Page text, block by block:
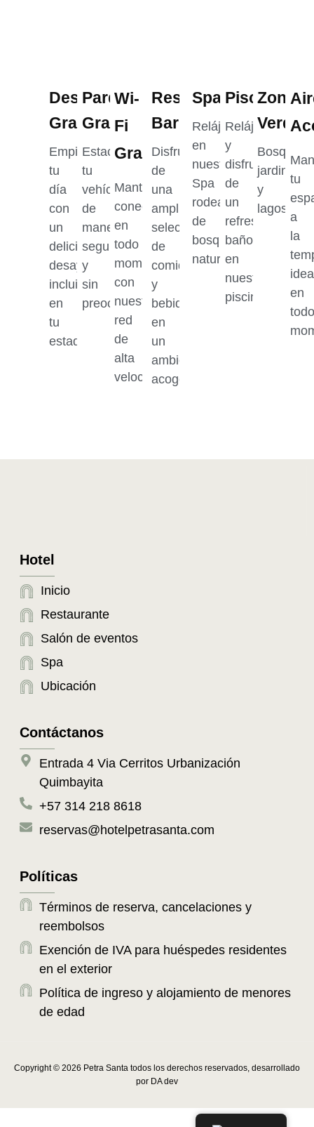
Desayuno
Gratis
Empieza
tu
día
con
un
delicioso
desayuno
incluido
en
tu
estadía.
Parqueadero
Gratis
Estaciona
tu
vehículo
de
manera
segura
y
sin
preocupaciones.
Wi-
Fi
Gratis
Mantente
conectado
en
todo
momento
con
nuestra
red
de
alta
velocidad.
Restaurante
Bar
Disfruta
de
una
amplia
selección
de
comidas
y
bebidas
en
un
ambiente
acogedor.
Spa
Relájate
en
nuestro
Spa
rodeado
de
bosques
naturales.
Piscinas
Relájate
y
disfruta
de
un
refrescante
baño
en
nuestras
piscinas.
Zonas
Verdes
Bosques,
jardines
y
lagos.
tu
a
la
en
todo
Hotel
Inicio
Restaurante
Salón de eventos
Spa
Ubicación
Contáctanos
Entrada 4 Via Cerritos Urbanización
Quimbayita
+57 314 218 8618
reservas@hotelpetrasanta.com
Políticas
Términos de reserva, cancelaciones y
reembolsos
Exención de IVA para huéspedes residentes
en el exterior
Política de ingreso y alojamiento de menores
de edad
Copyright © 2026 Petra Santa todos los derechos reservados, desarrollado
por DA dev